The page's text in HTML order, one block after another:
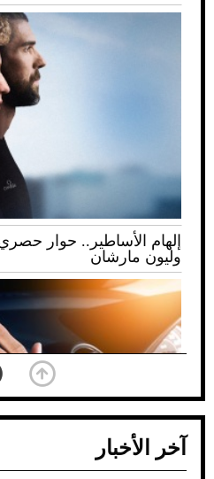
إلهام الأساطير.. حوار
وليون مارشان
آخر الأخبار